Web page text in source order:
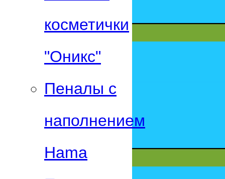
косметички
"Оникс"
Пеналы с
наполнением
Hama